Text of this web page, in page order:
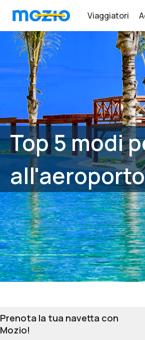
Viaggiatori
Top 5 modi
Prenota la tua navetta con
Mozio!